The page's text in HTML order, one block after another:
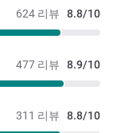
624 리뷰 8.8/10
477 리뷰 8.9/10
311 리뷰 8.8/10